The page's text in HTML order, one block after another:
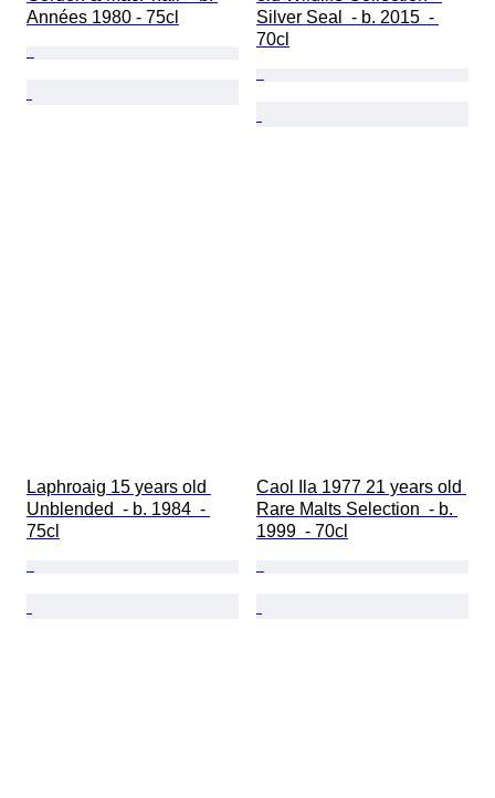
Années 1980 - 75cl
Silver Seal  - b. 2015  -
70cl
Laphroaig 15 years old
Unblended  - b. 1984  -
75cl
Caol Ila 1977 21 years old
Rare Malts Selection  - b.
1999  - 70cl